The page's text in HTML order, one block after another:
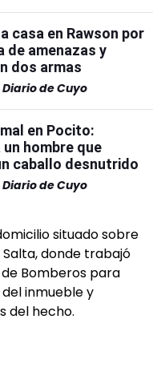
casa en Rawson por
de amenazas y
dos armas
de Cuyo
en Pocito:
hombre que
caballo desnutrido
de Cuyo
situado sobre
donde trabajó
Bomberos para
inmueble y
del hecho.